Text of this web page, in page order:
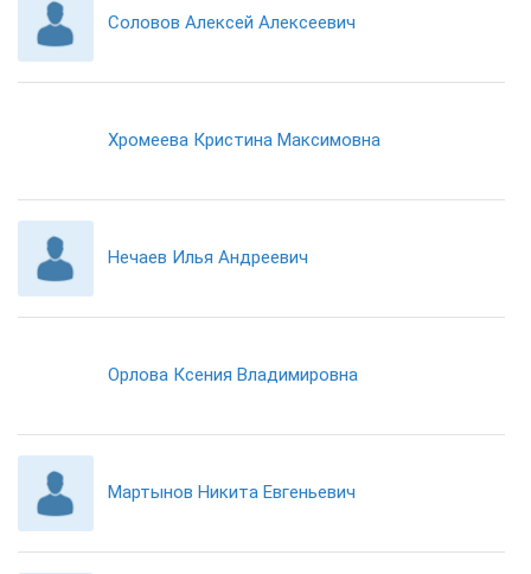
Соловов Алексей Алексеевич
Хромеева Кристина Максимовна
Нечаев Илья Андреевич
Орлова Ксения Владимировна
Мартынов Никита Евгеньевич